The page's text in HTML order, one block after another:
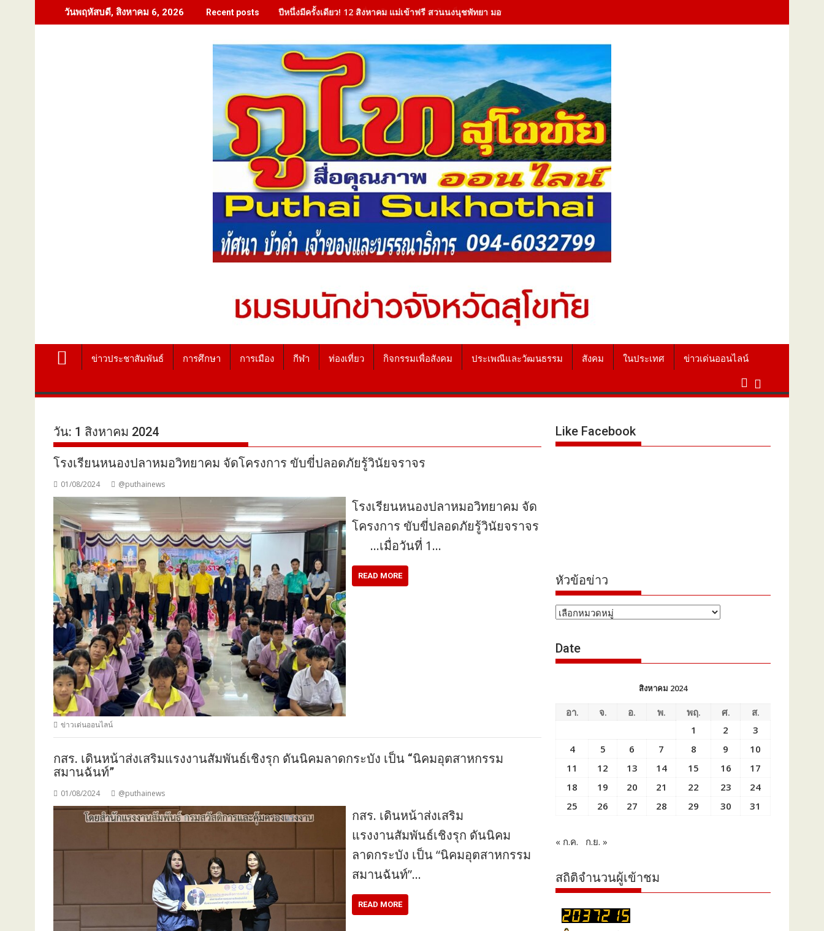
to
วันพฤหัสบดี, สิงหาคม 6, 2026 Recent posts ปีหนึ่งมีครั้งเดียว! 12 สิงหาคม แม่เข้าฟรี สวนนงนุชพัทยา มอบของขวัญวันแม่แห่งชาติ แทนคำว่ารัก ชวนลูกพาแม่เที่ยว
ข่าวประชาสัมพันธ์ การศึกษา การเมือง กีฬา ท่องเที่ยว กิจกรรมเพื่อสังคม ประเพณีและวัฒนธรรม สังคม ในประเทศ ข่าวเด่นออนไลน์
วัน: 1 สิงหาคม 2024
โรงเรียนหนองปลาหมอวิทยาคม จัดโครงการ ขับขี่ปลอดภัยรู้วินัยจราจร
01/08/2024 @puthainews
โรงเรียนหนองปลาหมอวิทยาคม จัด
โครงการ ขับขี่ปลอดภัยรู้วินัยจราจร
…เมื่อวันที่ 1…
READ MORE
ข่าวเด่นออนไลน์
กสร. เดินหน้าส่งเสริมแรงงานสัมพันธ์เชิงรุก ดันนิคมลาดกระบัง เป็น “นิคมอุตสาหกรรม
สมานฉันท์”
01/08/2024 @puthainews
กสร. เดินหน้าส่งเสริม
แรงงานสัมพันธ์เชิงรุก ดันนิคม
ลาดกระบัง เป็น “นิคมอุตสาหกรรม
สมานฉันท์”…
READ MORE
Like Facebook
หัวข้อข่าว
หัวข้อ
Date
สิงหาคม 2024
อา. จ. อ. พ. พฤ. ศ.
ส.
1
2
3
4
5 6 7 8 9
10
11
12 13 14 15 16
17
18
19 20 21 22 23
24
25
26 27 28 29 30 31
« ก.ค. ก.ย. »
สถิติจำนวนผู้เข้าชม